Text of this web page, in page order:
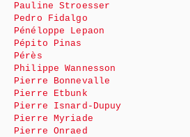
Pauline Stroesser
Pedro Fidalgo
Pénéloppe Lepaon
Pépito Pinas
Pérès
Philippe Wannesson
Pierre Bonnevalle
Pierre Etbunk
Pierre Isnard-Dupuy
Pierre Myriade
Pierre Onraed